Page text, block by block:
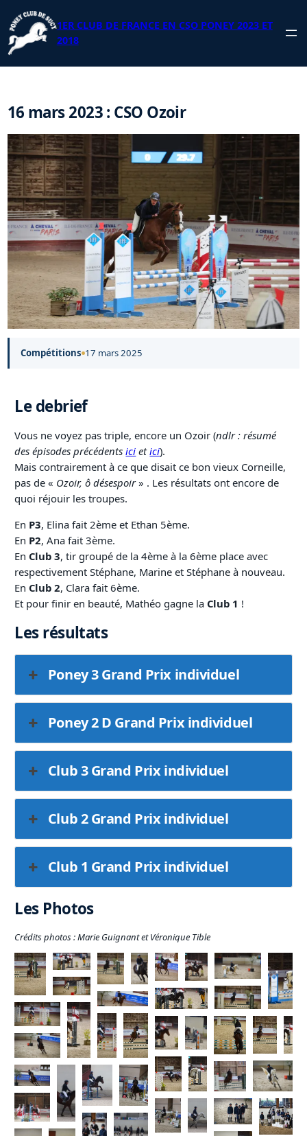
au
contenu
1ER CLUB DE FRANCE EN CSO PONEY 2023 ET
2018
16 mars 2023 : CSO Ozoir
Compétitions 17 mars 2025
Le debrief
Vous ne voyez pas triple, encore un Ozoir (ndlr : résumé
des épisodes précédentsici etici).
Mais contrairement à ce que disait ce bon vieux Corneille,
pas de « Ozoir, ô désespoir» . Les résultats ont encore de
quoi réjouir les troupes.
En P3, Elina fait 2ème et Ethan 5ème.
En P2, Ana fait 3ème.
En Club 3, tir groupé de la 4ème à la 6ème place avec
respectivement Stéphane, Marine et Stéphane à nouveau.
En Club 2, Clara fait 6ème.
Et pour finir en beauté, Mathéo gagne la Club 1 !
Les résultats
Poney 3 Grand Prix individuel
Poney 2 D Grand Prix individuel
Club 3 Grand Prix individuel
Club 2 Grand Prix individuel
Club 1 Grand Prix individuel
Les Photos
Crédits photos : Marie Guignant et Véronique Tible